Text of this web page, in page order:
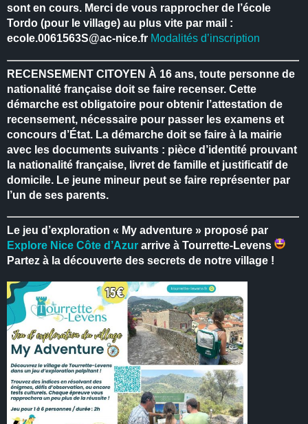
sont en cours. Merci de vous rapprocher de l’école
Tordo (pour le village) au plus vite par mail :
ecole.0061563S@ac-nice.fr Modalités d’inscription
RECENSEMENT CITOYEN À 16 ans, toute personne de
nationalité française doit se faire recenser. Cette
démarche est obligatoire pour obtenir l’attestation de
recensement, nécessaire pour passer les examens et
concours d’État. La démarche doit se faire à la mairie
avec les documents suivants : pièce d’identité prouvant
la nationalité française, livret de famille et justificatif de
domicile. Le jeune mineur peut se faire représenter par
l’un de ses parents.
Le jeu d’exploration « My adventure » proposé par
Explore Nice Côte d’Azur arrive à Tourrette-Levens
Partez à la découverte des secrets de notre village !